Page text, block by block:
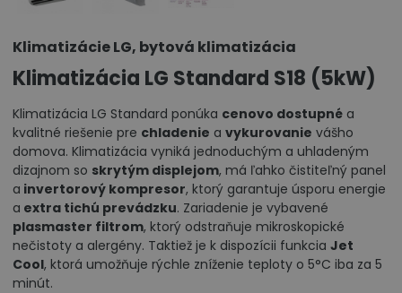
Klimatizácie LG, bytová klimatizácia
Klimatizácia LG Standard S18 (5kW)
Klimatizácia LG Standard ponúka cenovo dostupné a
kvalitné riešenie pre chladenie a vykurovanie vášho
domova. Klimatizácia vyniká jednoduchým a uhladeným
dizajnom so skrytým displejom, má ľahko čistiteľný panel
a invertorový kompresor, ktorý garantuje úsporu energie
a extra tichú prevádzku. Zariadenie je vybavené
plasmaster filtrom, ktorý odstraňuje mikroskopické
nečistoty a alergény. Taktiež je k dispozícii funkcia Jet
Cool, ktorá umožňuje rýchle zníženie teploty o 5°C iba za 5
minút.